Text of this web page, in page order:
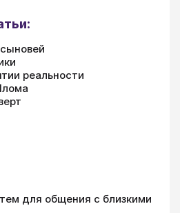
реальности
для общения с близкими